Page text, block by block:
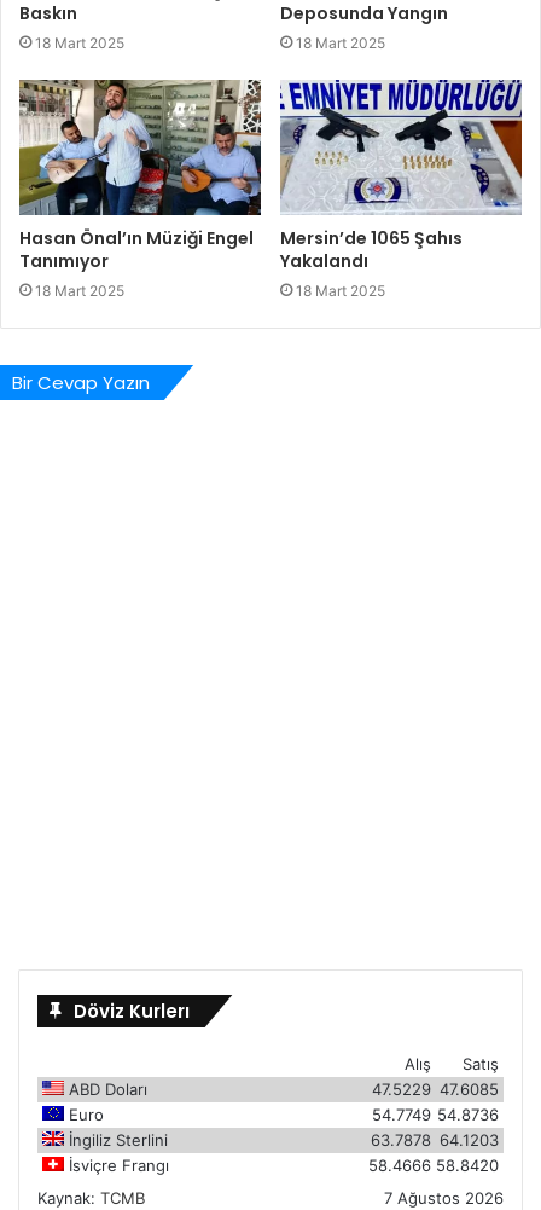
Baskın
18 Mart 2025
Deposunda Yangın
18 Mart 2025
Hasan Önal’ın Müziği Engel
Tanımıyor
18 Mart 2025
Mersin’de 1065 Şahıs
Yakalandı
18 Mart 2025
Bir Cevap Yazın
Döviz Kurlerı
Satış
Alış
ABD Doları
47.6085
47.5229
Euro
54.8736
54.7749
İngiliz Sterlini
64.1203
63.7878
İsviçre Frangı
58.8420
58.4666
Kaynak: TCMB 7 Ağustos 2026